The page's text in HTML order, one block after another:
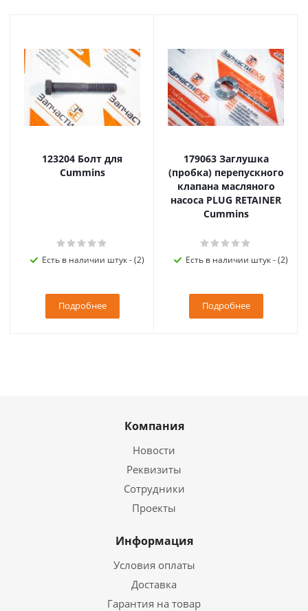
123204 Болт для
Cummins
Есть в наличии штук - (2)
Подробнее
179063 Заглушка
(пробка) перепускного
клапана масляного
насоса PLUG RETAINER
Cummins
Есть в наличии штук - (2)
Подробнее
Компания
Новости
Реквизиты
Сотрудники
Проекты
Информация
Условия оплаты
Доставка
Гарантия на товар